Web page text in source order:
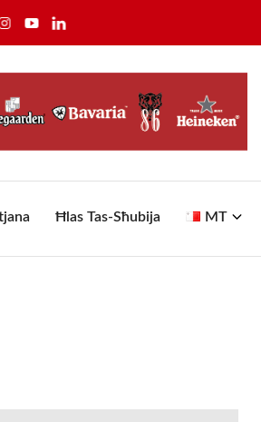
Il-GWU tikseb ir-rikonoxximent uniku
Ħlas Tas-Sħubija MT